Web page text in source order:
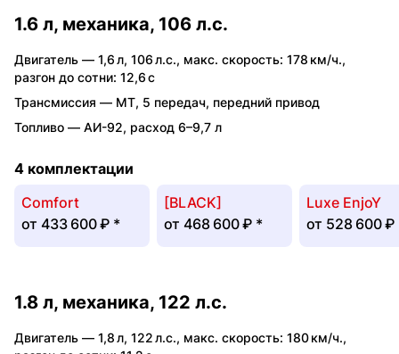
1.6 л, механика, 106 л.с.
Двигатель — 1,6 л, 106 л.с., макс. скорость: 178 км/ч.,
разгон до сотни: 12,6 с
Трансмиссия — MT, 5 передач, передний привод
Топливо — АИ-92, расход 6–9,7 л
4 комплектации
Comfort
от 433 600 ₽ *
[BLACK]
от 468 600 ₽ *
Luxe EnjoY
от 528 600 ₽
1.8 л, механика, 122 л.с.
Двигатель — 1,8 л, 122 л.с., макс. скорость: 180 км/ч.,